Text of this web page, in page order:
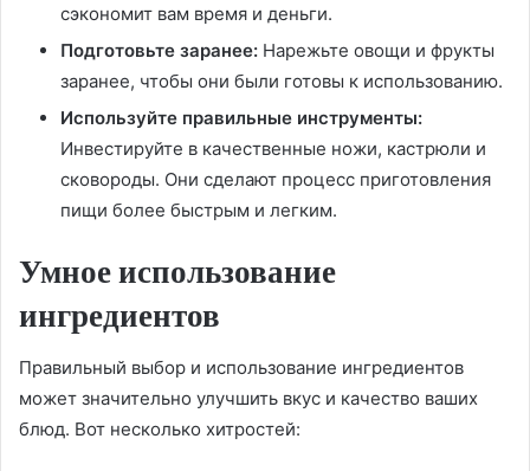
сэкономит вам время и деньги.
Подготовьте заранее: Нарежьте овощи и фрукты
заранее, чтобы они были готовы к использованию.
Используйте правильные инструменты:
Инвестируйте в качественные ножи, кастрюли и
сковороды. Они сделают процесс приготовления
пищи более быстрым и легким.
Умное использование
ингредиентов
Правильный выбор и использование ингредиентов
может значительно улучшить вкус и качество ваших
блюд. Вот несколько хитростей: